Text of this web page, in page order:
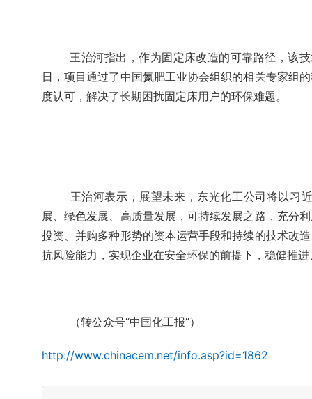
王治河指出，作为固定床改造的可靠路径，该
日，项目通过了中国氮肥工业协会组织的相关专家组
度认可，解决了长期困扰固定床用户的环保难题。
王治河表示，展望未来，东光化工公司将以习
展、绿色发展、高质量发展，可持续发展之路，充分
投资、并购多种形势的资本运营手段和持续的技术改
抗风险能力，实现企业在安全环保的前提下，稳健推
（转公众号“中国化工报”）
http://www.chinacem.net/info.asp?id=1862